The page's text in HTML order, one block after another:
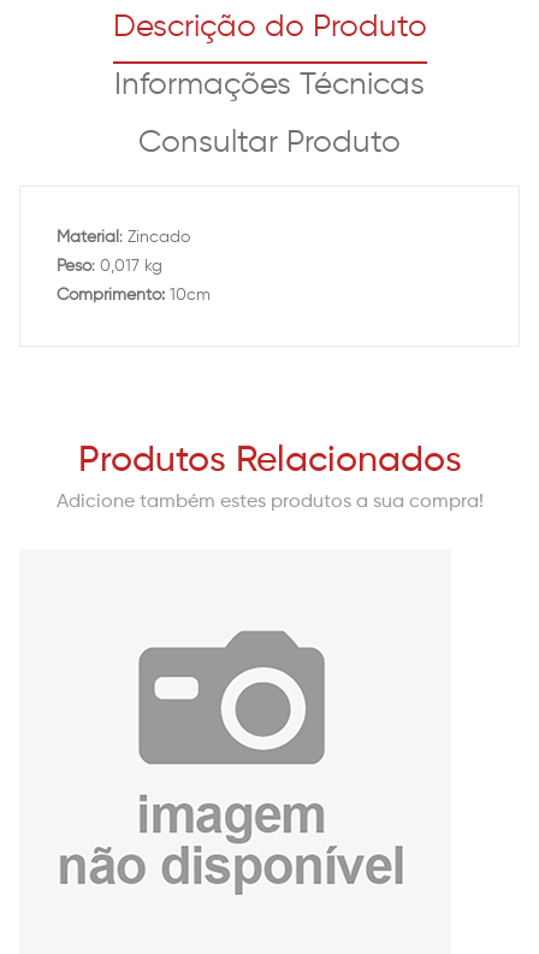
Descrição do Produto
Informações Técnicas
Consultar Produto
Material : Zincado
Peso: 0,017 kg
Comprimento: 10cm
Produtos Relacionados
Adicione também estes produtos a sua compra!